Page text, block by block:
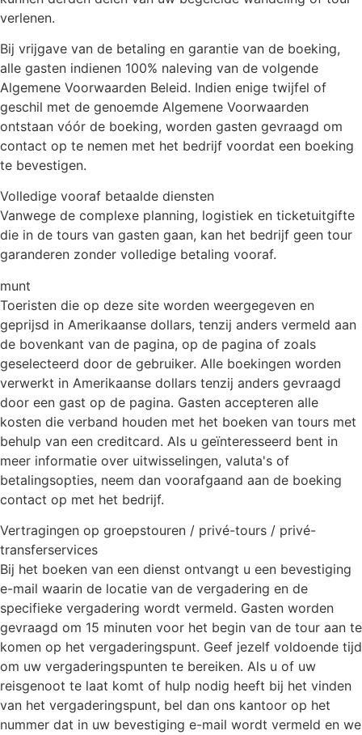
verlenen.
Bij vrijgave van de betaling en garantie van de boeking,
alle gasten indienen 100% naleving van de volgende
Algemene Voorwaarden Beleid. Indien enige twijfel of
geschil met de genoemde Algemene Voorwaarden
ontstaan vóór de boeking, worden gasten gevraagd om
contact op te nemen met het bedrijf voordat een boeking
te bevestigen.
Volledige vooraf betaalde diensten
Vanwege de complexe planning, logistiek en ticketuitgifte
die in de tours van gasten gaan, kan het bedrijf geen tour
garanderen zonder volledige betaling vooraf.
munt
Toeristen die op deze site worden weergegeven en
geprijsd in Amerikaanse dollars, tenzij anders vermeld aan
de bovenkant van de pagina, op de pagina of zoals
geselecteerd door de gebruiker. Alle boekingen worden
verwerkt in Amerikaanse dollars tenzij anders gevraagd
door een gast op de pagina. Gasten accepteren alle
kosten die verband houden met het boeken van tours met
behulp van een creditcard. Als u geïnteresseerd bent in
meer informatie over uitwisselingen, valuta's of
betalingsopties, neem dan voorafgaand aan de boeking
contact op met het bedrijf.
Vertragingen op groepstouren / privé-tours / privé-
transferservices
Bij het boeken van een dienst ontvangt u een bevestiging
e-mail waarin de locatie van de vergadering en de
specifieke vergadering wordt vermeld. Gasten worden
gevraagd om 15 minuten voor het begin van de tour aan te
komen op het vergaderingspunt. Geef jezelf voldoende tijd
om uw vergaderingspunten te bereiken. Als u of uw
reisgenoot te laat komt of hulp nodig heeft bij het vinden
van het vergaderingspunt, bel dan ons kantoor op het
nummer dat in uw bevestiging e-mail wordt vermeld en we